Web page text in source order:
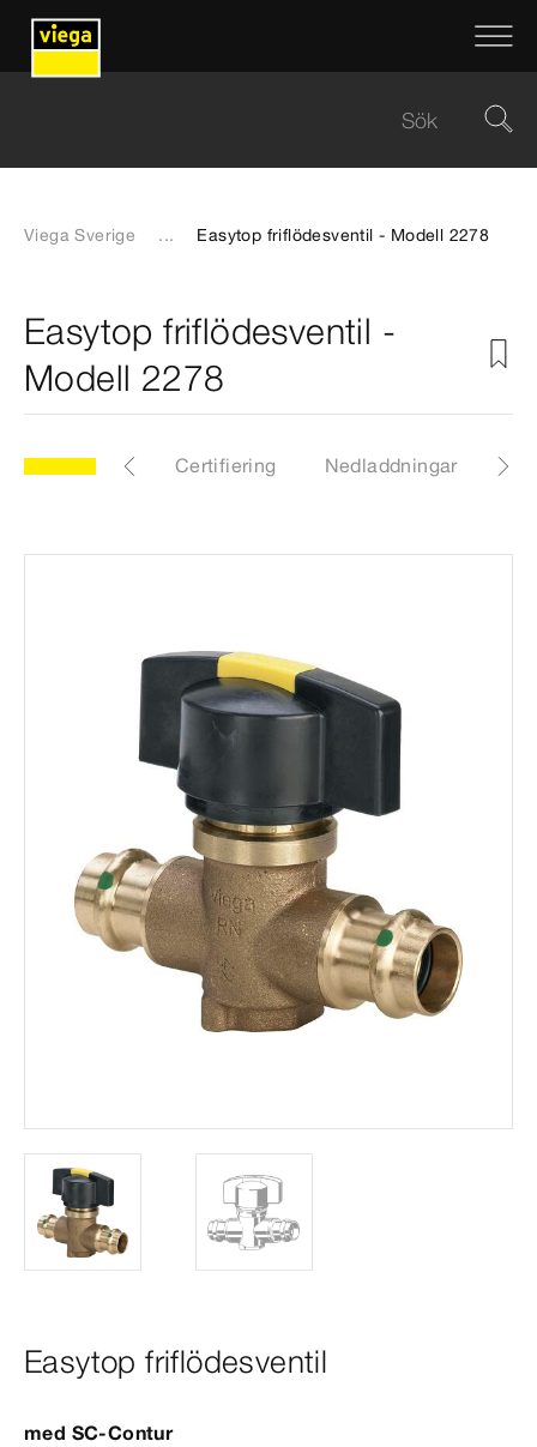
Viega Sverige ... Easytop friflödesventil - Modell 2278
Easytop friflödesventil -
Modell 2278
dimensioner Certifiering Nedladdningar
Easytop friflödesventil
med SC‑Contur